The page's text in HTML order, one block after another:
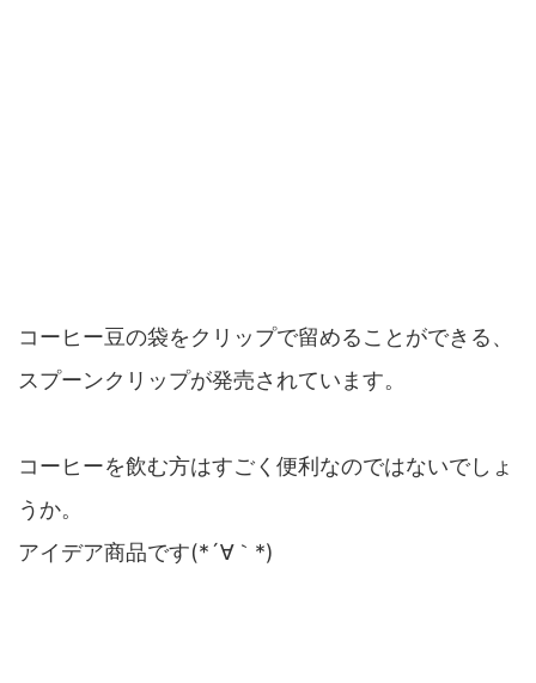
コーヒー豆の袋をクリップで留めることができる、
スプーンクリップが発売されています。
コーヒーを飲む方はすごく便利なのではないでしょ
うか。
アイデア商品です(*´∀｀*)